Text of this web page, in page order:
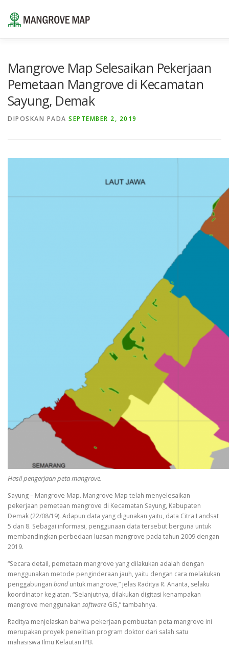
konten
HUBUNGI KAMI
Mangrove Map Selesaikan Pekerjaan
Pemetaan Mangrove di Kecamatan
Sayung, Demak
DIPOSKAN PADA SEPTEMBER 2, 2019
Hasil pengerjaan peta mangrove.
Sayung – Mangrove Map. Mangrove Map telah menyelesaikan
pekerjaan pemetaan mangrove di Kecamatan Sayung, Kabupaten
Demak (22/08/19). Adapun data yang digunakan yaitu, data Citra Landsat
5 dan 8. Sebagai informasi, penggunaan data tersebut berguna untuk
membandingkan perbedaan luasan mangrove pada tahun 2009 dengan
2019.
“Secara detail, pemetaan mangrove yang dilakukan adalah dengan
menggunakan metode penginderaan jauh, yaitu dengan cara melakukan
penggabungan banduntuk mangrove,” jelas Raditya R. Ananta, selaku
koordinator kegiatan. “Selanjutnya, dilakukan digitasi kenampakan
mangrove menggunakan software GIS,” tambahnya.
Raditya menjelaskan bahwa pekerjaan pembuatan peta mangrove ini
merupakan proyek penelitian program doktor dari salah satu
mahasiswa Ilmu Kelautan IPB.